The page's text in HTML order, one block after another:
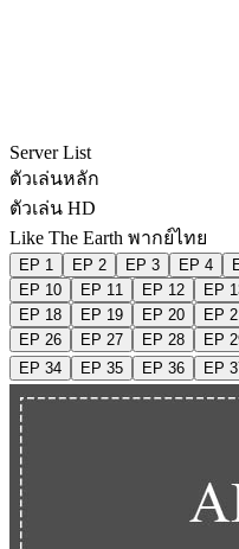
Server List
ตัวเล่นหลัก
ตัวเล่น HD
Like The Earth พากย์ไทย
EP 1 EP 2 EP 3 EP 4
EP 10
EP 11 EP 12 EP
EP 18
EP 19 EP 20 EP
EP 26
EP 27 EP 28 EP
EP 34
EP 35 EP 36 EP